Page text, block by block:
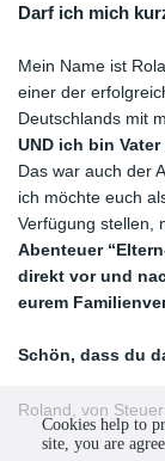
Darf ich mich
Mein Name ist
einer der
Deutschlands mit
UND ich bin
Das war auch der
ich möchte euch
Verfügung stellen,
Abenteuer
direkt vor und
eurem
Schön, dass du
Roland, von
Cookies help to
site, you are